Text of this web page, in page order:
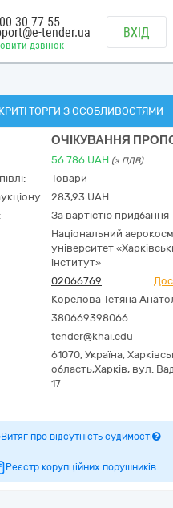
дзвінок
30 77 55
tender.ua ВХІД
ТОРГИ З ОСОБЛИВОСТЯМИ
ОЧІКУВАННЯ
56 786 UAH (з ПДВ)
Товари
283,93 UAH
За вартістю придбання
Національний
університет
інститут»
02066769
Корелова Тетяна
380669398066
tender@khai.edu
61070, Україна,
область,Харків, вул.
17
Витяг про відсутність судимості
Реєстр корупційних порушників